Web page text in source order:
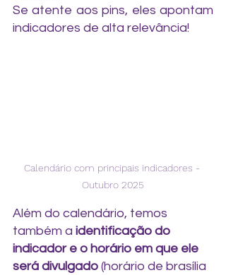
Se atente aos pins, eles apontam
indicadores de alta relevância!
Calendário com principais indicadores -
Outubro 2025
Além do calendário, temos
também a identificação do
indicador e o horário em que ele
será divulgado (horário de brasília